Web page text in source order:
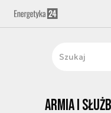
Armia i